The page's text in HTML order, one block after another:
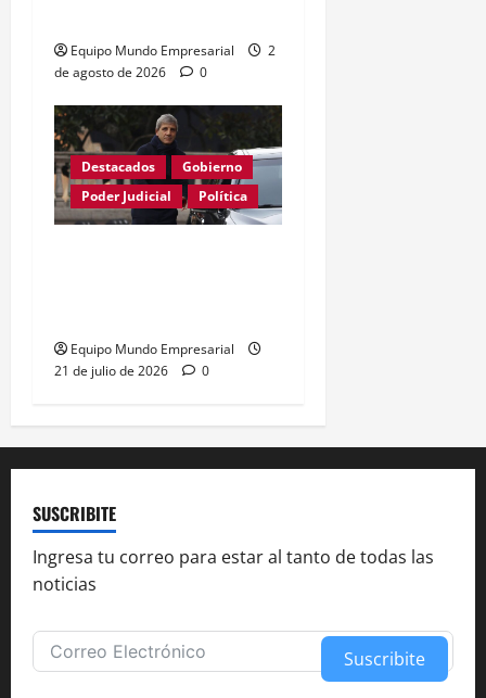
Equipo Mundo Empresarial
2
de agosto de 2026
0
Destacados
Gobierno
Poder Judicial
Política
Equipo Mundo Empresarial
21 de julio de 2026
0
SUSCRIBITE
Ingresa tu correo para estar al tanto de todas las
noticias
Suscribite